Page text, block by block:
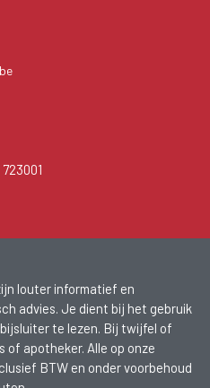
louter informatief en
advies. Je dient bij het gebruik
te lezen. Bij twijfel of
of apotheker. Alle op onze
BTW en onder voorbehoud